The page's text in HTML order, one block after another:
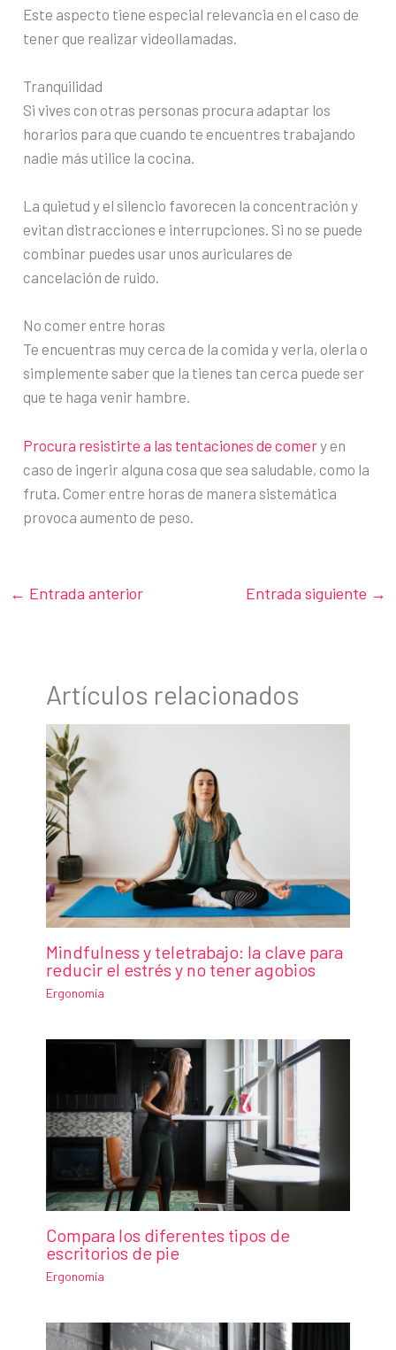
Este aspecto tiene especial relevancia en el caso de
tener que realizar videollamadas.
Tranquilidad
Si vives con otras personas procura adaptar los
horarios para que cuando te encuentres trabajando
nadie más utilice la cocina.
La quietud y el silencio favorecen la concentración y
evitan distracciones e interrupciones. Si no se puede
combinar puedes usar unos auriculares de
cancelación de ruido.
No comer entre horas
Te encuentras muy cerca de la comida y verla, olerla o
simplemente saber que la tienes tan cerca puede ser
que te haga venir hambre.
Procura resistirte a las tentaciones de comery en
caso de ingerir alguna cosa que sea saludable, como la
fruta. Comer entre horas de manera sistemática
provoca aumento de peso.
← Entrada anterior Entrada siguiente →
Artículos relacionados
Mindfulness y teletrabajo: la clave para
reducir el estrés y no tener agobios
Ergonomía
Compara los diferentes tipos de
escritorios de pie
Ergonomía